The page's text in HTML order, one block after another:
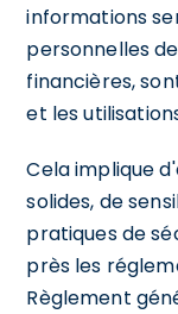
informations
personnelles
financières,
et les
Cela implique
solides, de
pratiques de
près les
Règlement